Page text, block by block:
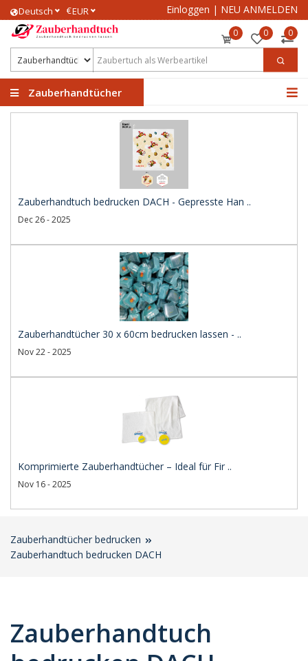
Deutsch €EUR Einloggen | NEU ANMELDEN
0 0 0
Zauberhandtücher
Zauberhandtuch bedrucken DACH - Gepresste Han ..
Dec 26 - 2025
Zauberhandtücher 30 x 60cm bedrucken lassen - ..
Nov 22 - 2025
Komprimierte Zauberhandtücher – Ideal für Fir ..
Nov 16 - 2025
Zauberhandtücher bedrucken
Zauberhandtuch bedrucken DACH
Zauberhandtuch